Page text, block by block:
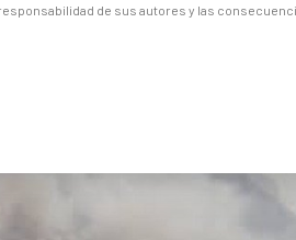
de sus autores y las